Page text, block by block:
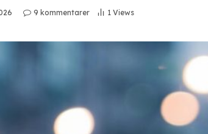
9 kommentarer 1 Views